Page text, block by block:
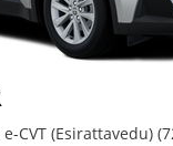
CVT (Esirattavedu)